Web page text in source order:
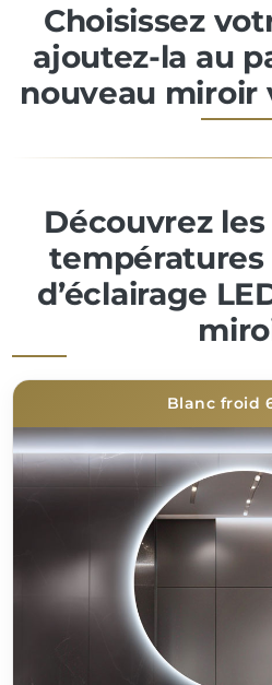
Choisissez
ajoutez-la au
nouveau miroir
Découvrez
d’éclairage
Blanc froid